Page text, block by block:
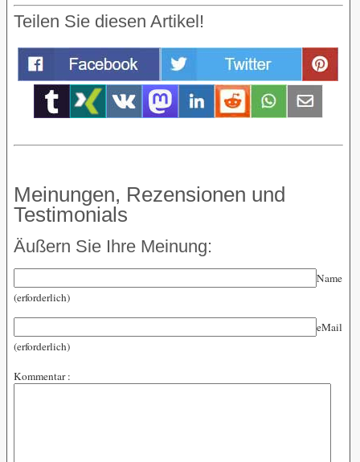
Teilen Sie diesen Artikel!
Meinungen, Rezensionen und
Testimonials
Äußern Sie Ihre Meinung:
Name
(erforderlich)
eMail
(erforderlich)
Kommentar :